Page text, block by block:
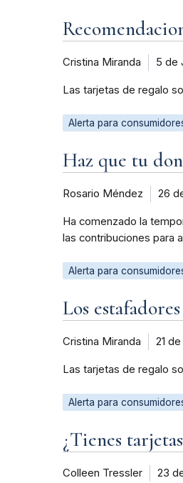
Cristina Miranda 5 de
Las tarjetas de regalo
Alerta para
Haz que tu
Rosario Méndez 26
Ha comenzado la
las contribuciones para
Alerta para
Los
Cristina Miranda 21
Las tarjetas de regalo
Alerta para
¿Tienes
Colleen Tressler 23